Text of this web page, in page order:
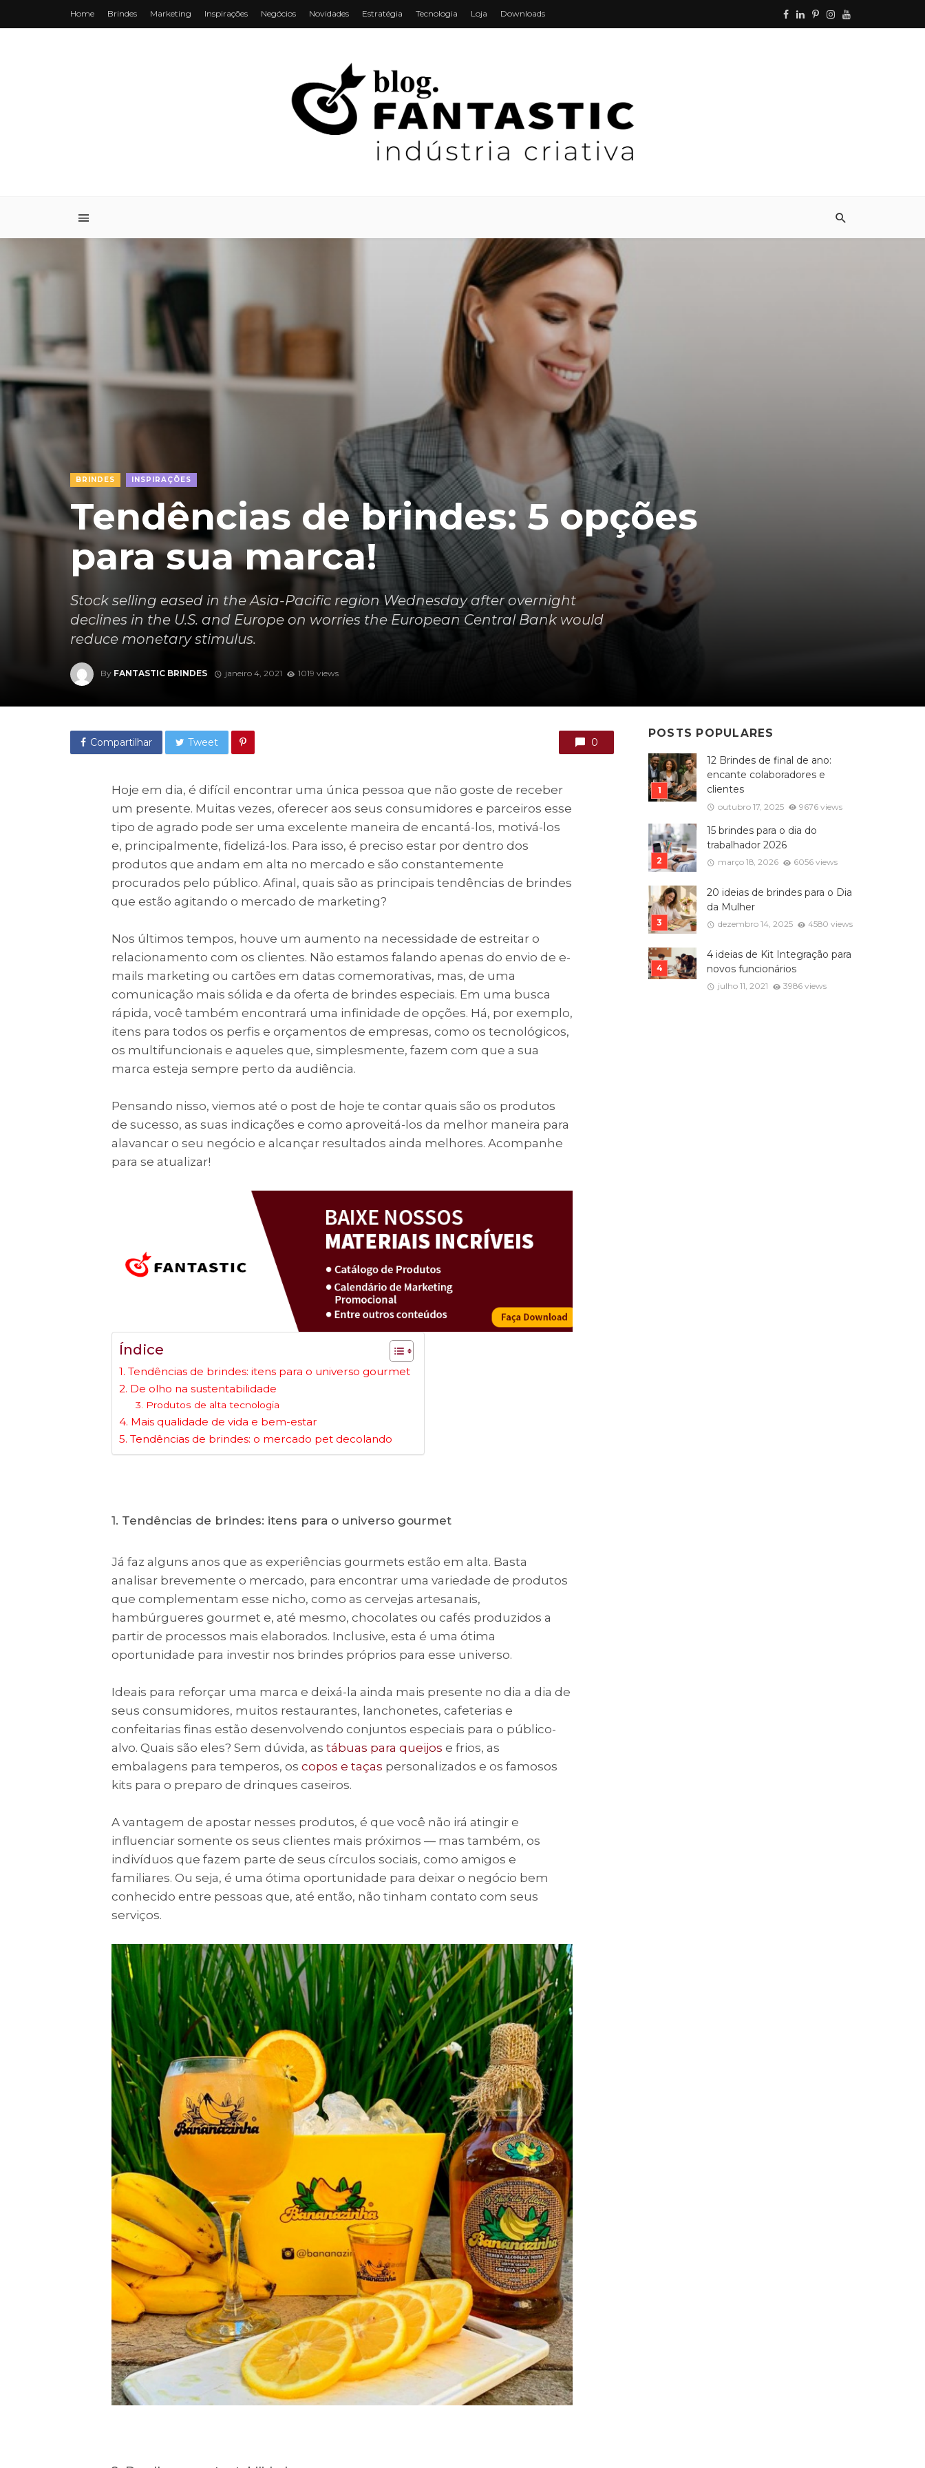
Home Brindes Marketing Inspirações Negócios Novidades Estratégia Tecnologia Loja Downloads
BRINDES INSPIRAÇÕES
Tendências de brindes: 5 opções
para sua marca!
Stock selling eased in the Asia-Pacific region Wednesday after overnight
declines in the U.S. and Europe on worries the European Central Bank would
reduce monetary stimulus.
By FANTASTIC BRINDES janeiro 4, 2021 1019 views
Compartilhar Tweet 0
Hoje em dia, é difícil encontrar uma única pessoa que não goste de receber
um presente. Muitas vezes, oferecer aos seus consumidores e parceiros esse
tipo de agrado pode ser uma excelente maneira de encantá-los, motivá-los
e, principalmente, fidelizá-los. Para isso, é preciso estar por dentro dos
produtos que andam em alta no mercado e são constantemente
procurados pelo público. Afinal, quais são as principais tendências de brindes
que estão agitando o mercado de marketing?
Nos últimos tempos, houve um aumento na necessidade de estreitar o
relacionamento com os clientes. Não estamos falando apenas do envio de e-
mails marketing ou cartões em datas comemorativas, mas, de uma
comunicação mais sólida e da oferta de brindes especiais. Em uma busca
rápida, você também encontrará uma infinidade de opções. Há, por exemplo,
itens para todos os perfis e orçamentos de empresas, como os tecnológicos,
os multifuncionais e aqueles que, simplesmente, fazem com que a sua
marca esteja sempre perto da audiência.
Pensando nisso, viemos até o post de hoje te contar quais são os produtos
de sucesso, as suas indicações e como aproveitá-los da melhor maneira para
alavancar o seu negócio e alcançar resultados ainda melhores. Acompanhe
para se atualizar!
Índice
1. Tendências de brindes: itens para o universo gourmet
2. De olho na sustentabilidade
3. Produtos de alta tecnologia
4. Mais qualidade de vida e bem-estar
5. Tendências de brindes: o mercado pet decolando
1. Tendências de brindes: itens para o universo gourmet
Já faz alguns anos que as experiências gourmets estão em alta. Basta
analisar brevemente o mercado, para encontrar uma variedade de produtos
que complementam esse nicho, como as cervejas artesanais,
hambúrgueres gourmet e, até mesmo, chocolates ou cafés produzidos a
partir de processos mais elaborados. Inclusive, esta é uma ótima
oportunidade para investir nos brindes próprios para esse universo.
Ideais para reforçar uma marca e deixá-la ainda mais presente no dia a dia de
seus consumidores, muitos restaurantes, lanchonetes, cafeterias e
confeitarias finas estão desenvolvendo conjuntos especiais para o público-
alvo. Quais são eles? Sem dúvida, as tábuas para queijos e frios, as
embalagens para temperos, os copos e taças personalizados e os famosos
kits para o preparo de drinques caseiros.
A vantagem de apostar nesses produtos, é que você não irá atingir e
influenciar somente os seus clientes mais próximos — mas também, os
indivíduos que fazem parte de seus círculos sociais, como amigos e
familiares. Ou seja, é uma ótima oportunidade para deixar o negócio bem
conhecido entre pessoas que, até então, não tinham contato com seus
serviços.
POSTS POPULARES
12 Brindes de final de ano:
encante colaboradores e
clientes
outubro 17, 2025 9676 views
15 brindes para o dia do
trabalhador 2026
março 18, 2026 6056 views
20 ideias de brindes para o Dia
da Mulher
dezembro 14, 2025 4580 views
4 ideias de Kit Integração para
novos funcionários
julho 11, 2021 3986 views